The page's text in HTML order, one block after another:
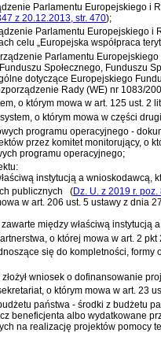
Parlamentu Europejskiego i
z 20.12.2013, str. 470);
Parlamentu Europejskiego i
celu „Europejska współpraca
Parlamentu
Społecznego, Funduszu
dotyczące Europejskiego
Rady (WE) nr 1083/
o którym mowa w art. 125 ust. 2
o którym mowa w części
programu operacyjnego -
przez komitet monitorujący, o
programu operacyjnego;
instytucją a wnioskodawcą,
publicznych
(Dz. U. z 2019 r. poz.
w art. 206 ust. 5 ustawy z dnia
między właściwą instytucją
o której mowa w art. 2
się do kompletności,
wniosek o dofinansowanie
o którym mowa w art. 23
państwa - środki z budżetu
beneficjenta albo wydatkowane
na realizację projektów pomocy